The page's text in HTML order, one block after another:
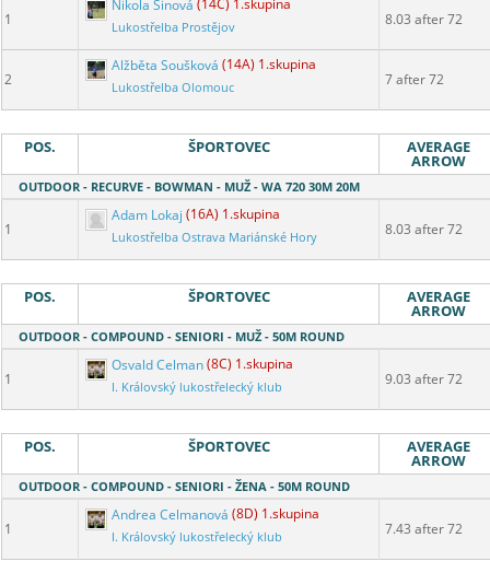
1
Nikola Šinová (14C) 1.skupina
Lukostřelba Prostějov 8.03 after 72
2
Alžběta Soušková (14A) 1.skupina
Lukostřelba Olomouc 7 after 72
POS. ŠPORTOVEC AVERAGE
ARROW
OUTDOOR - RECURVE - BOWMAN - MUŽ - WA 720 30M 20M
1
Adam Lokaj (16A) 1.skupina
Lukostřelba Ostrava Mariánské Hory 8.03 after 72
POS. ŠPORTOVEC AVERAGE
ARROW
OUTDOOR - COMPOUND - SENIORI - MUŽ - 50M ROUND
1
Osvald Celman(8C) 1.skupina
I. Královský lukostřelecký klub 9.03 after 72
POS. ŠPORTOVEC AVERAGE
ARROW
OUTDOOR - COMPOUND - SENIORI - ŽENA - 50M ROUND
1
Andrea Celmanová (8D) 1.skupina
I. Královský lukostřelecký klub 7.43 after 72